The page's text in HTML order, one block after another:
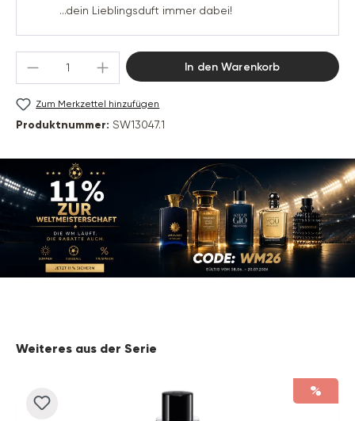
...dein Lieblingsduft immer dabei!
Produkt Anzahl: Gib den gewünschten
In den Warenkorb
Zum Merkzettel hinzufügen
Produktnummer: SW13047.1
Produktgalerie überspringen
Weiteres aus der Serie
%